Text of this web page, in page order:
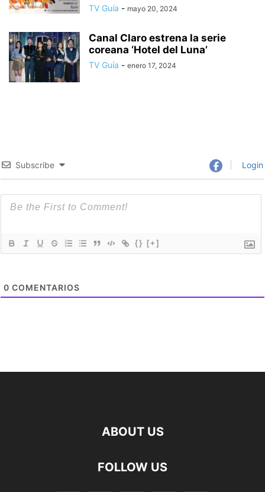
TV Guía - mayo 20, 2024
Canal Claro estrena la serie
coreana ‘Hotel del Luna’
TV Guía - enero 17, 2024
Subscribe Login
{} [+]
0 COMENTARIOS
ABOUT US
FOLLOW US